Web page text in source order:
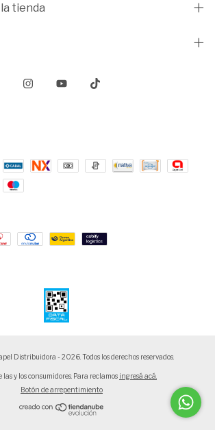
tienda
Distribuidora - 2026. Todos los derechos reservados.
las y los consumidores. Para reclamos ingresá acá.
Botón de arrepentimiento